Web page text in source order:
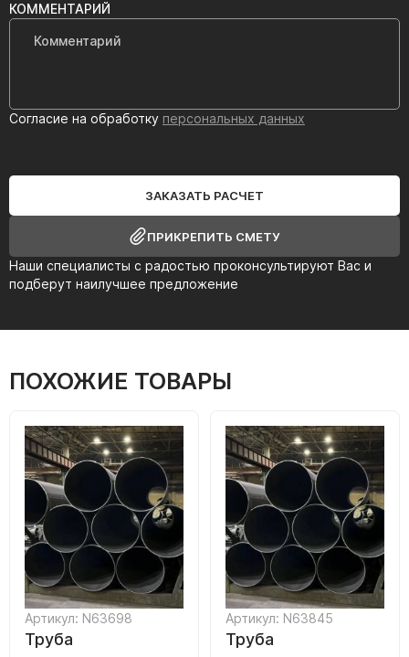
Наши специалисты с радостью проконсультируют Вас и
подберут наилучшее предложение
КОММЕНТАРИЙ
Согласие на обработку персональных данных
ЗАКАЗАТЬ РАСЧЕТ
ПРИКРЕПИТЬ СМЕТУ
ПОХОЖИЕ ТОВАРЫ
Артикул: N63698
Труба
Артикул: N63845
Труба